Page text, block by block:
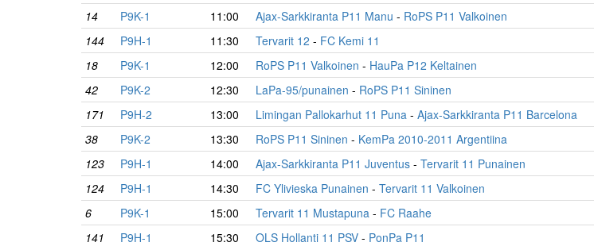
14
P9K-1 11:00 Ajax-Sarkkiranta P11 Manu - RoPS P11 Valkoinen
144
P9H-1 11:30 Tervarit 12 - FC Kemi 11
18
P9K-1 12:00 RoPS P11 Valkoinen - HauPa P12 Keltainen
42
P9K-2 12:30 LaPa-95/punainen - RoPS P11 Sininen
171
P9H-2 13:00 Limingan Pallokarhut 11 Puna - Ajax-Sarkkiranta P11 Barcelona
38
P9K-2 13:30 RoPS P11 Sininen - KemPa 2010-2011 Argentiina
123
P9H-1 14:00 Ajax-Sarkkiranta P11 Juventus - Tervarit 11 Punainen
124
P9H-1 14:30 FC Ylivieska Punainen - Tervarit 11 Valkoinen
6
P9K-1 15:00 Tervarit 11 Mustapuna - FC Raahe
141
P9H-1 15:30 OLS Hollanti 11 PSV - PonPa P11